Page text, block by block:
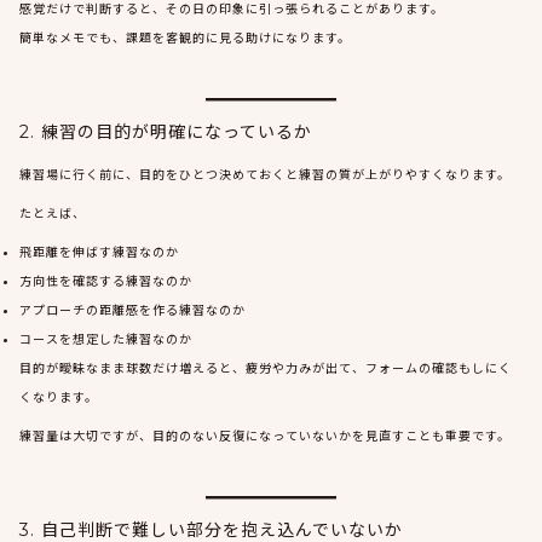
感覚だけで判断すると、その日の印象に引っ張られることがあります。
簡単なメモでも、課題を客観的に見る助けになります。
2. 練習の目的が明確になっているか
練習場に行く前に、目的をひとつ決めておくと練習の質が上がりやすくなります。
たとえば、
飛距離を伸ばす練習なのか
方向性を確認する練習なのか
アプローチの距離感を作る練習なのか
コースを想定した練習なのか
目的が曖昧なまま球数だけ増えると、疲労や力みが出て、フォームの確認もしにく
くなります。
練習量は大切ですが、目的のない反復になっていないかを見直すことも重要です。
3. 自己判断で難しい部分を抱え込んでいないか